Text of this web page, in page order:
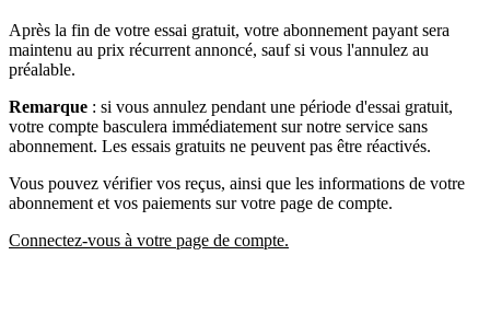
Après la fin de votre essai gratuit, votre abonnement payant sera
maintenu au prix récurrent annoncé, sauf si vous l'annulez au
préalable.
Remarque : si vous annulez pendant une période d'essai gratuit,
votre compte basculera immédiatement sur notre service sans
abonnement. Les essais gratuits ne peuvent pas être réactivés.
Vous pouvez vérifier vos reçus, ainsi que les informations de votre
abonnement et vos paiements sur votre page de compte.
Connectez-vous à votre page de compte.